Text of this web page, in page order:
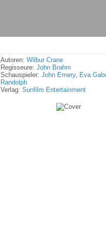
Autoren: Wilbur Crane
Regisseure: John Brahm
Schauspieler: John Emery, Eva
Randolph
Verlag: Sunfilm Entertainment